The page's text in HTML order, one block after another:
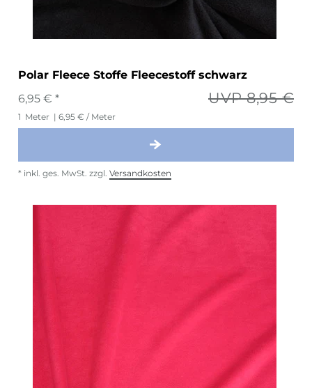
Polar Fleece Stoffe Fleecestoff schwarz
UVP 8,95 €
6,95 € *
1 Meter | 6,95 € / Meter
* inkl. ges. MwSt. zzgl. Versandkosten